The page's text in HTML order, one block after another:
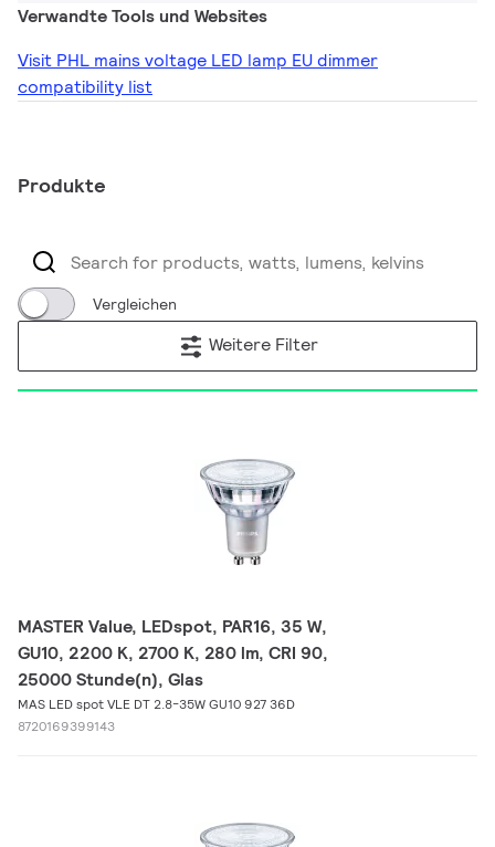
Verwandte Tools und Websites
Visit PHL mains voltage LED lamp EU dimmer
compatibility list
Produkte
Vergleichen
Weitere Filter
MASTER Value, LEDspot, PAR16, 35 W,
GU10, 2200 K, 2700 K, 280 lm, CRI 90,
25000 Stunde(n), Glas
MAS LED spot VLE DT 2.8-35W GU10 927 36D
8720169399143